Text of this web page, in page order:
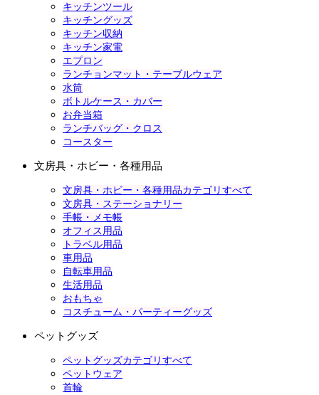
キッチンツール
キッチングッズ
キッチン収納
キッチン家電
エプロン
ランチョンマット・テーブルウェア
水筒
ボトルケース・カバー
お弁当箱
ランチバッグ・クロス
コースター
文房具・ホビー・各種用品
文房具・ホビー・各種用品カテゴリすべて
文房具・ステーショナリー
手帳・メモ帳
オフィス用品
トラベル用品
車用品
自転車用品
生活用品
おもちゃ
コスチューム・パーティーグッズ
ペットグッズ
ペットグッズカテゴリすべて
ペットウェア
首輪